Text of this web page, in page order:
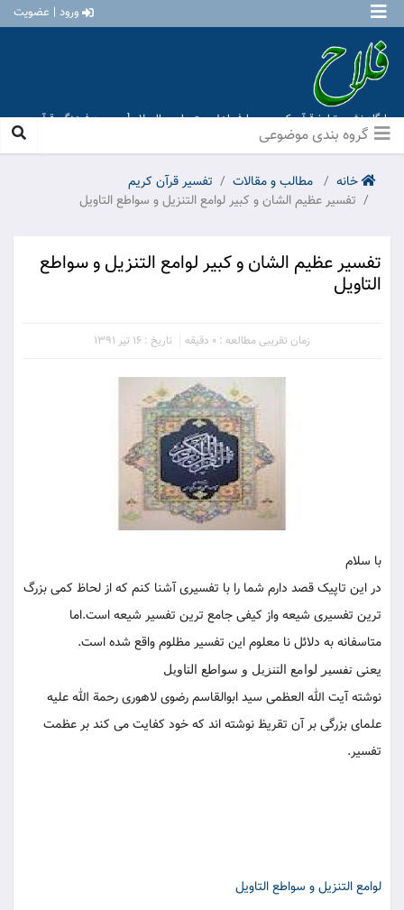
ورود | عضویت
پایگاه نشر و تبلیغ قرآن کریم و معارف اهل بیت علیهم السلام [ موسسه فرهنگی قرآن و
عترت منهاج عشق آباد ]
خانه مطالب و مقالات
تفسیر قرآن کریم
تفسیر عظیم الشان و کبیر لوامع التنزیل و سواطع التاویل
تفسیر عظیم الشان و کبیر لوامع التنزیل و سواطع
التاویل
زمان تقریبی مطالعه : 0 دقیقه تاریخ : 16 تیر 1391
با سلام
در این تاپیک قصد دارم شما را با تفسیری آشنا کنم که از لحاظ کمی بزرگ
ترین تفسیری شیعه واز کیفی جامع ترین تفسیر شیعه است.اما
متاسفانه به دلائل نا معلوم این تفسیر مظلوم واقع شده است.
یعنی تفسیر لوامع التنزیل و سواطع التاویل
نوشته آیت الله العظمی سید ابوالقاسم رضوی لاهوری رحمة الله علیه
علمای بزرگی بر آن تقریظ نوشته اند که خود کفایت می کند بر عظمت
تفسیر.
لوامع التنزیل و سواطع التاویل